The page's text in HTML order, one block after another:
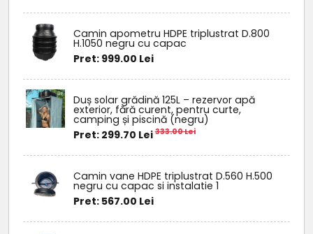
Camin apometru HDPE triplustrat D.800
H.1050 negru cu capac
Pret: 999.00 Lei
Duș solar grădină 125L – rezervor apă
exterior, fără curent, pentru curte,
camping și piscină (negru)
Pret: 299.70 Lei333.00 Lei
Camin vane HDPE triplustrat D.560 H.500
negru cu capac si instalatie 1
Pret: 567.00 Lei